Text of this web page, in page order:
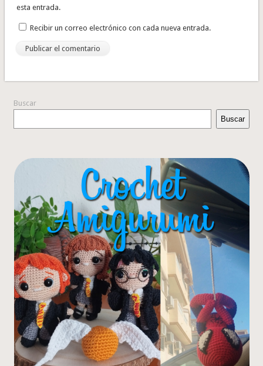
esta entrada.
Recibir un correo electrónico con cada nueva entrada.
Buscar
Buscar